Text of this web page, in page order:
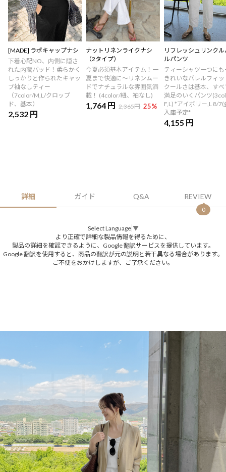
[MADE] ラポキャップナシ
下着心配NO、内側に隠さ
れた内蔵パッド！柔らかく
しっかりと作られたキャッ
プ袖なしティー
（7color/M,L/クロップ
ド、基本）
2,532 円
ナットリネンライクナシ
（2タイプ）
今夏必須基本アイテム！一
夏まで快適に～リネンムー
ドでナチュラルな雰囲気満
載！ (4color/紐、袖なし)
1,764 円 2,365円 25%
リフレッシュリンクル
ルパンツ
ティーシャツ一つにも
きれいなバレルフィッ
クールさは基本、すべ
満足のいくパンツ
F,L) *アイボリー,L 8/7(
入庫予定*
4,155 円
詳細 ガイド Q&A REVIEW
0
Select Language ▼
より正確で詳細な製品情報を得るために、
製品の詳細を確認できるように、Google 翻訳サービスを提供しています。
Google 翻訳を使用すると、商品の翻訳が元の説明と若干異なる場合があります。
ご不便をおかけしますが、ご了承ください。